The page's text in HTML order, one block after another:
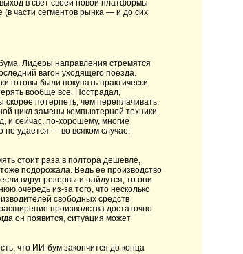
в свет своей новой платформы
части сегментов рынка — и до сих
Лидеры направления стремятся
вагон уходящего поезда.
готовы были покупать практически
вообще всё. Пострадал,
скорее потерпеть, чем переплачивать.
цикл замены компьютерной техники.
и сейчас, по-хорошему, многие
не удается — во всяком случае,
стоит раза в полтора дешевле,
подорожала. Ведь ее производство
вдруг резервы и найдутся, то они
очередь из-за того, что несколько
свободных средств
производства достаточно
он появится, ситуация может
что ИИ-бум закончится до конца